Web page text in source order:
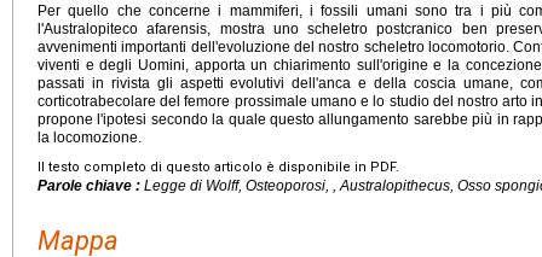
Per quello che concerne i mammiferi, i fossili umani sono tra i più
l'Australopiteco afarensis, mostra uno scheletro postcranico ben
avvenimenti importanti dell'evoluzione del nostro scheletro locomotorio.
viventi e degli Uomini, apporta un chiarimento sull'origine e la
passati in rivista gli aspetti evolutivi dell'anca e della coscia umane,
corticotrabecolare del femore prossimale umano e lo studio del nostro arto
propone l'ipotesi secondo la quale questo allungamento sarebbe più in
la locomozione.
Il testo completo di questo articolo è disponibile in PDF.
Parole chiave : Legge di Wolff, Osteoporosi, , Australopithecus , Osso
Mappa